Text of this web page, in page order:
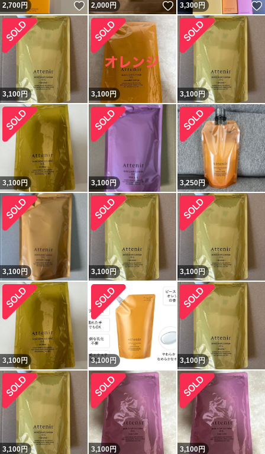
2,700円 いいね！
2,000円 いいね！
3,300円
3,100円 3,100円 3,100円
3,100円 3,100円 3,250円
3,100円 3,100円 3,100円
3,100円 3,100 円 3,100円
3,100円 3,100円 3,100円